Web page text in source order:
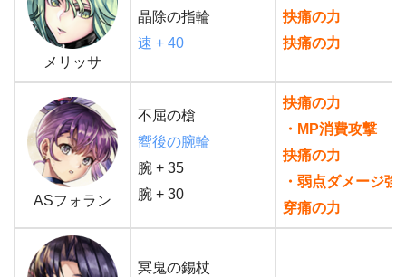
メリッサ
晶除の指輪
速 + 40
抉痛の力
抉痛の力
ASフォラン
不屈の槍
嚮後の腕輪
腕 + 35
腕 + 30
抉痛の力
・MP消費攻撃
抉痛の力
・弱点ダメージ強
穿痛の力
冥鬼の錫杖